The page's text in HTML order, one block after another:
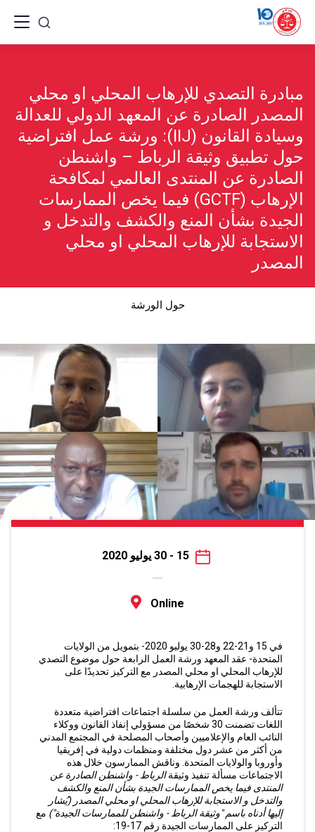
content
مبادرة التصدي للإرهاب المحلي او محلي
المصدر الصادرة عن المعهد الدولي للعدالة
وسيادة القانون (IIJ): ورشة عمل افتراضية
حول تطبيق وثيقة الرباط – واشنطن
الصادرة عن المنتدى العالمي لمكافحة
الإرهاب (GCTF) فيما يخص الممارسات
الجيدة بشأن المنع والكشف والتدخل و
الاستجابة للإرهاب المحلي او محلي
المصدر
حول الورشة
15 - 30 يوليو 2020
Online
في 15 و21-22 و28-30 يوليو 2020- بتمويل من الولايات
المتحدة- عقد المعهد ورشة العمل الرابعة حول موضوع التصدي
للإرهاب المحلي او محلي المصدر مع التركيز تحديدًا على
الاستجابة للهجمات الإرهابية.
تتألف ورشة العمل من سلسلة اجتماعات افتراضية متعددة
اللغات تضمنت 30 شخصًا من مسؤولي إنفاذ القانون ووكلاء
النائب العام والإعلاميين وأصحاب المصلحة في المجتمع المدني
من أكثر من عشر دول مختلفة ومنظمات دولية في إفريقيا
وأوروبا والولايات المتحدة. وناقش الممارسون خلال هذه
الاجتماعات مسألة تنفيذ وثيقةالرباط - واشنطن الصادرة عن
المنتدى فيما يخص الممارسات الجيدة بشأن المنع والكشف
والتدخل و الاستجابة للإرهاب المحلي او محلي المصدر (يُشار
إليها أدناه باسم "وثيقة الرباط - واشنطن للممارسات الجيدة") مع
التركيز على الممارسات الجيدة رقم 17-19: